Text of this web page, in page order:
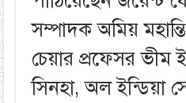
সম্পাদক অমিয়
চেয়ার প্রফেসর ভীম
সিনহা, অল ইন্ডিয়া